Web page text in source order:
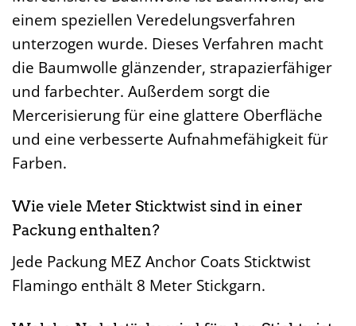
einem speziellen Veredelungsverfahren
unterzogen wurde. Dieses Verfahren macht
die Baumwolle glänzender, strapazierfähiger
und farbechter. Außerdem sorgt die
Mercerisierung für eine glattere Oberfläche
und eine verbesserte Aufnahmefähigkeit für
Farben.
Wie viele Meter Sticktwist sind in einer
Packung enthalten?
Jede Packung MEZ Anchor Coats Sticktwist
Flamingo enthält 8 Meter Stickgarn.